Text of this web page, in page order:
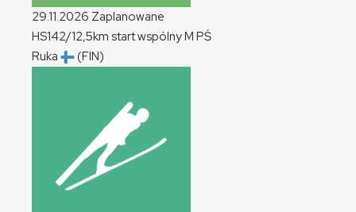
29.11.2026 Zaplanowane
HS142/12,5km start wspólnyM PŚ
Ruka
(FIN)